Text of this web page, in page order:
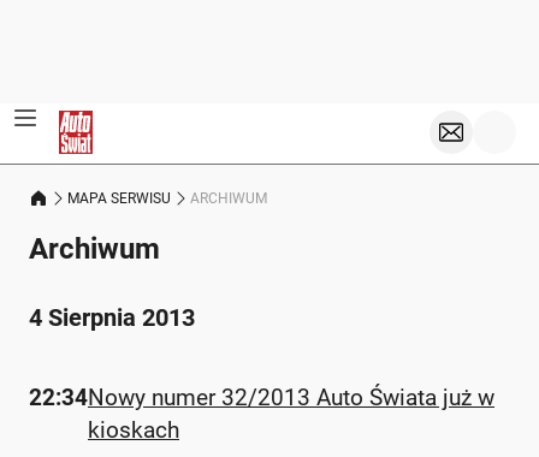
MAPA SERWISU ARCHIWUM
Archiwum
4 Sierpnia 2013
22:34Nowy numer 32/2013 Auto Świata już w
kioskach